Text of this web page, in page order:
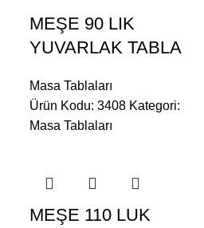
MEŞE 90 LIK
YUVARLAK TABLA
Masa Tablaları
Ürün Kodu: 3408 Kategori:
Masa Tablaları
MEŞE 110 LUK